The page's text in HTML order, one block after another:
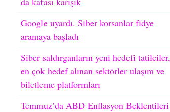
Google uyardı. Siber korsanlar fidye
aramaya başladı
Siber saldırganların yeni hedefi tatilciler,
en çok hedef alınan sektörler ulaşım ve
biletleme platformları
Temmuz’da ABD Enflasyon Beklentileri